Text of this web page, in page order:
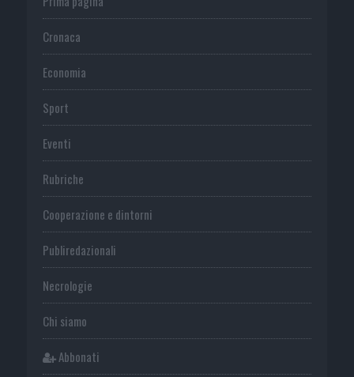
Cronaca
Economia
Sport
Eventi
Rubriche
Cooperazione e dintorni
Publiredazionali
Necrologie
Chi siamo
Abbonati